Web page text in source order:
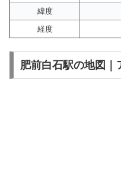
緯度
経度
肥前白石駅の地図｜